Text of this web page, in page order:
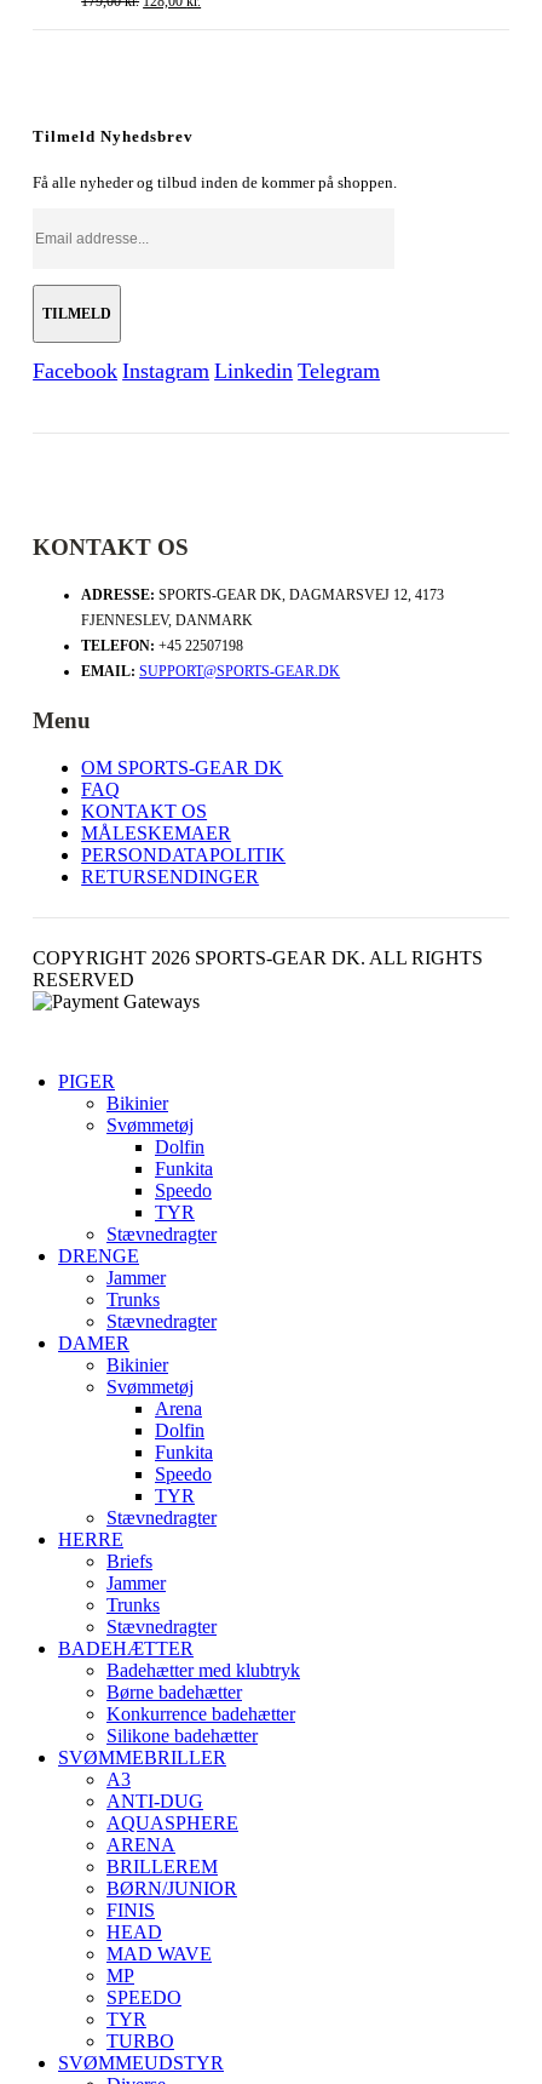
Tilmeld Nyhedsbrev
Få alle nyheder og tilbud inden de kommer på shoppen.
Facebook Instagram Linkedin Telegram
KONTAKT OS
ADRESSE: SPORTS-GEAR DK, DAGMARSVEJ 12, 4173
FJENNESLEV, DANMARK
TELEFON: +45 22507198
EMAIL: SUPPORT@SPORTS-GEAR.DK
Menu
OM SPORTS-GEAR DK
FAQ
KONTAKT OS
MÅLESKEMAER
PERSONDATAPOLITIK
RETURSENDINGER
COPYRIGHT 2026 SPORTS-GEAR DK. ALL RIGHTS
RESERVED
PIGER
Bikinier
Svømmetøj
Dolfin
Funkita
Speedo
TYR
Stævnedragter
DRENGE
Jammer
Trunks
Stævnedragter
DAMER
Bikinier
Svømmetøj
Arena
Dolfin
Funkita
Speedo
TYR
Stævnedragter
HERRE
Briefs
Jammer
Trunks
Stævnedragter
BADEHÆTTER
Badehætter med klubtryk
Børne badehætter
Konkurrence badehætter
Silikone badehætter
SVØMMEBRILLER
A3
ANTI-DUG
AQUASPHERE
ARENA
BRILLEREM
BØRN/JUNIOR
FINIS
HEAD
MAD WAVE
MP
SPEEDO
TYR
TURBO
SVØMMEUDSTYR